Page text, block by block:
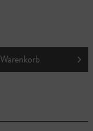
Warenkorb